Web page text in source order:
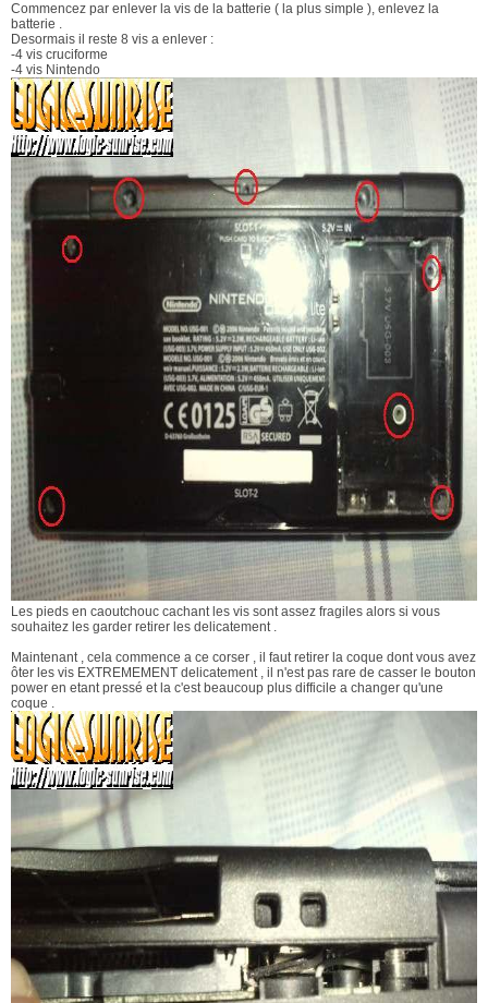
Commencez par enlever la vis de la batterie ( la plus simple ), enlevez la
batterie .
Desormais il reste 8 vis a enlever :
-4 vis cruciforme
-4 vis Nintendo
Les pieds en caoutchouc cachant les vis sont assez fragiles alors si vous
souhaitez les garder retirer les delicatement .
Maintenant , cela commence a ce corser , il faut retirer la coque dont vous avez
ôter les vis EXTREMEMENT delicatement , il n'est pas rare de casser le bouton
power en etant pressé et la c'est beaucoup plus difficile a changer qu'une
coque .